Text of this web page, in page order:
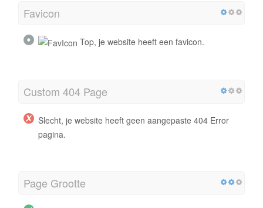
Favicon
Top, je website heeft een favicon.
Custom 404 Page
Slecht, je website heeft geen aangepaste 404 Error
pagina.
Page Grootte